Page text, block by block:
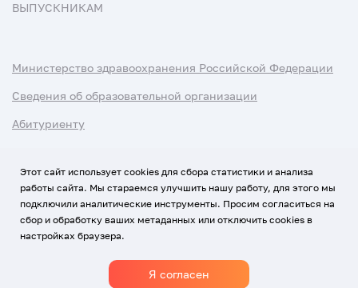
ВЫПУСКНИКАМ
Министерство здравоохранения Российской Федерации
Сведения об образовательной организации
Абитуриенту
Использование Cookies
Политика обработки персональных данных
© Все права защищены
Этот сайт использует cookies для сбора статистики и анализа
работы сайта. Мы стараемся улучшить нашу работу, для этого мы
подключили аналитические инструменты. Просим согласиться на
сбор и обработку ваших метаданных или отключить cookies в
настройках браузера.
Я согласен